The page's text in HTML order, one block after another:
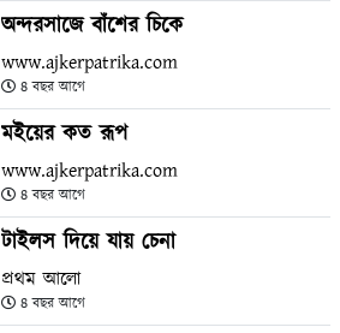
অন্দরসাজে বাঁশের চিকে
www.ajkerpatrika.com
৪ বছর আগে
মইয়ের কত রূপ
www.ajkerpatrika.com
৪ বছর আগে
টাইলস দিয়ে যায় চেনা
প্রথম আলো
৪ বছর আগে